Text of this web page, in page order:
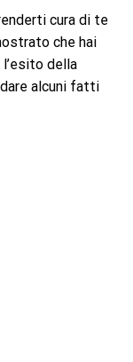
cura di te
che hai
della
alcuni fatti